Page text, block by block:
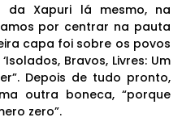
da Xapuri lá mesmo, na
por centrar na pauta
capa foi sobre os povos
Bravos, Livres: Um
Depois de tudo pronto,
outra boneca, “porque
zero”.